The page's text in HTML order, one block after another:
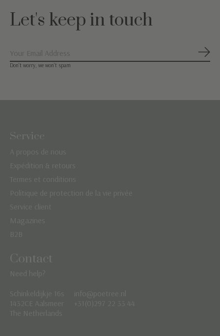
Let's keep in touch
Don’t worry, we won’t spam
Service
A propos de nous
Expédition & retours
Termes et conditions
Politique de protection de la vie privée
Service client
Magazines
B2B
Contact
Need help?
Schinkeldijkje 16s
1432CE Aalsmeer
The Netherlands
info@poetree.nl
+31(0)297 22 33 44
Nederlands